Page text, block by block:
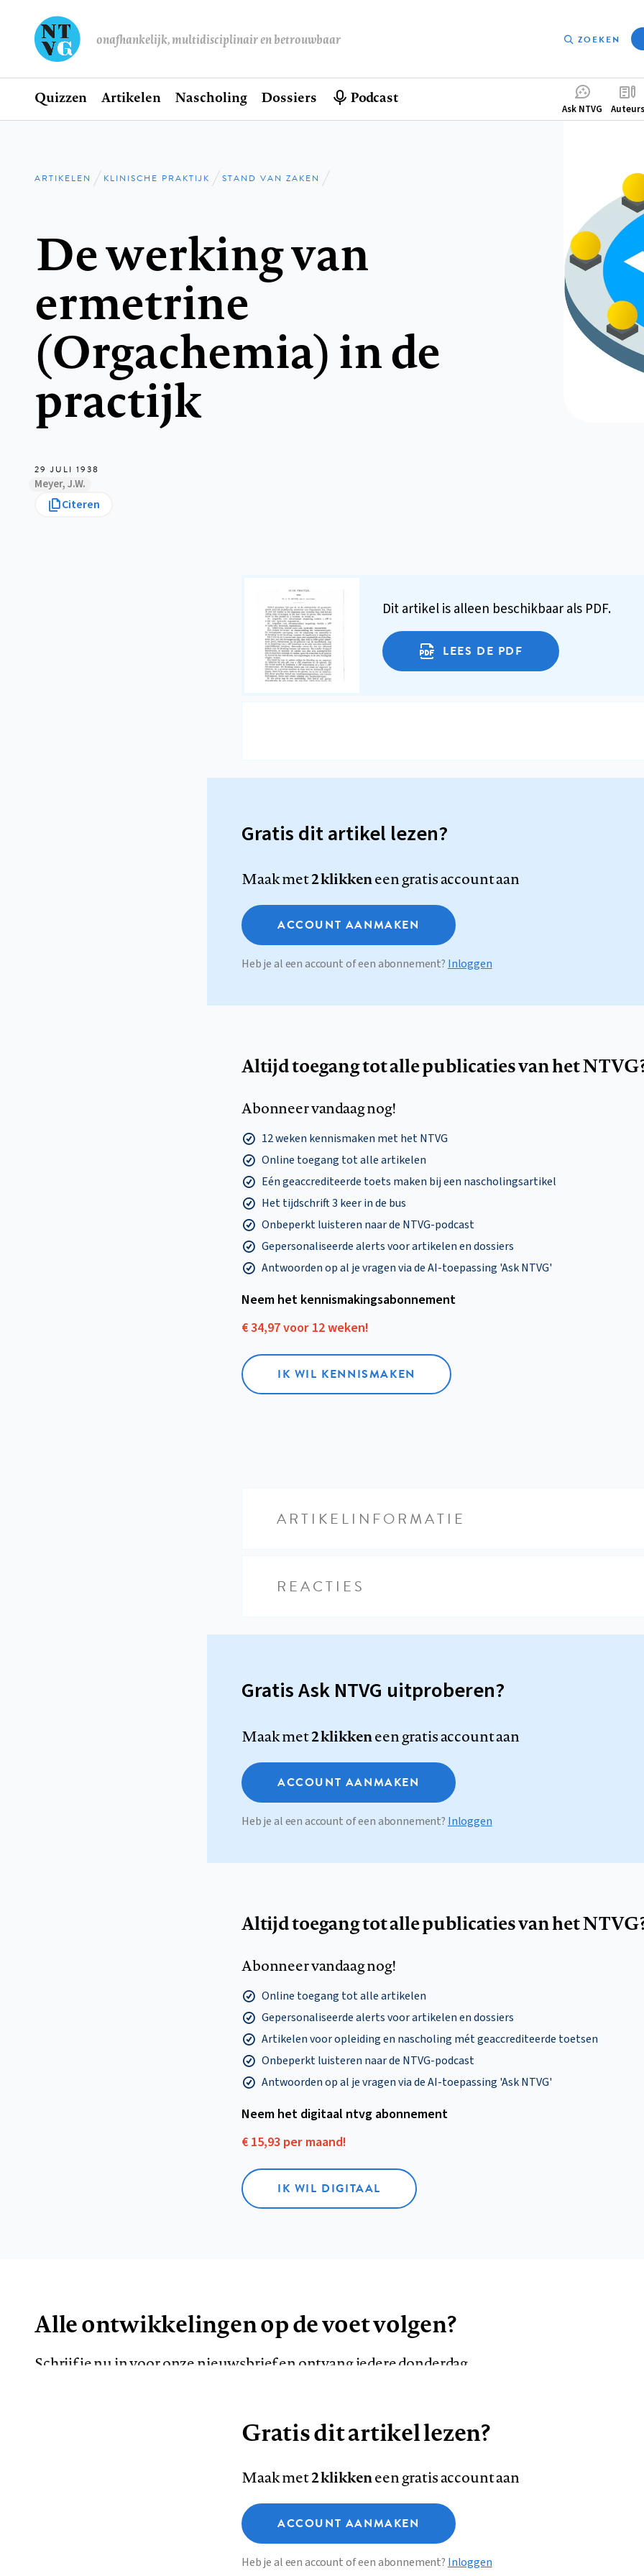
onafhankelijk, multidisciplinair en betrouwbaar ZOEKEN
Hoofdnavigatie
Home
Quizzen Artikelen Nascholing Dossiers Podcast
Ask NTVG Auteurs
Kruimelpad
ARTIKELEN KLINISCHE PRAKTIJK STAND VAN ZAKEN
De werking van
ermetrine
(Orgachemia) in de
practijk
29 JULI 1938
Meyer, J.W.
Citeren
Dit artikel is alleen beschikbaar als PDF.
LEES DE PDF
Gratis dit artikel lezen?
Maak met2 klikkeneen gratis account aan
ACCOUNT AANMAKEN
Heb je al een account of een abonnement? Inloggen
Altijd toegang tot alle publicaties van het
Abonneer vandaag nog!
12 weken kennismaken met het NTVG
Online toegang tot alle artikelen
Eén geaccrediteerde toets maken bij een nascholingsartikel
Het tijdschrift 3 keer in de bus
Onbeperkt luisteren naar de NTVG-podcast
Gepersonaliseerde alerts voor artikelen en dossiers
Antwoorden op al je vragen via de AI-toepassing 'Ask NTVG'
Neem het kennismakings­abonnement
€ 34,97 voor 12 weken!
IK WIL KENNISMAKEN
ARTIKELINFORMATIE
REACTIES
Gratis Ask NTVG uitproberen?
Maak met2 klikkeneen gratis account aan
ACCOUNT AANMAKEN
Heb je al een account of een abonnement? Inloggen
Altijd toegang tot alle publicaties van het
Abonneer vandaag nog!
Online toegang tot alle artikelen
Gepersonaliseerde alerts voor artikelen en dossiers
Artikelen voor opleiding en nascholing mét geaccrediteerde toetsen
Onbeperkt luisteren naar de NTVG-podcast
Antwoorden op al je vragen via de AI-toepassing 'Ask NTVG'
Neem het digitaal ntvg abonnement
€ 15,93 per maand!
IK WIL DIGITAAL
Alle ontwikkelingen op de voet volgen?
Schrijf je nu in voor onze nieuwsbrief en ontvang iedere donderdag
AANMELDEN
Colofon Disclaimer Privacy About us
Gratis dit artikel lezen?
Maak met2 klikkeneen gratis account aan
ACCOUNT AANMAKEN
Heb je al een account of een abonnement? Inloggen
Deze site gebruikt cookies
Functionele cookies
Analytische cookies